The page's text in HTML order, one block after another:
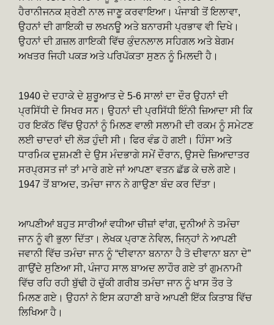
ਹੈਰਾਨੀਜਨਕ ਸ਼੍ਰੇਣੀ ਨਾਲ ਜਾਣੂ ਕਰਵਾਇਆ। ਪੰਜਾਬੀ ਤੋਂ ਇਲਾਵਾ,
ਉਹਨਾਂ ਦੀ ਗਾਇਕੀ ਚ ਲਖਨਊ ਅਤੇ ਬਨਾਰਸੀ ਪ੍ਰਭਾਵ ਵੀ ਦਿਖੇ।
ਉਹਨਾਂ ਦੀ ਗ਼ਜ਼ਲ ਗਾਇਕੀ ਵਿੱਚ ਕੁੰਦਨਲਾਲ ਸਹਿਗਲ ਅਤੇ ਬੇਗਮ
ਅਖਤਰ ਜਿਹੀ ਪਕੜ ਅਤੇ ਪਰਿਪੱਕਤਾ ਸੁਣਨ ਨੂੰ ਮਿਲਦੀ ਹੈ।
1940 ਦੇ ਦਹਾਕੇ ਦੇ ਸ਼ੁਰੂਆਤ ਦੇ 5-6 ਸਾਲਾਂ ਦਾ ਦੌਰ ਉਹਨਾਂ ਦੀ
ਪ੍ਰਸਿੱਧੀ ਦੇ ਸਿਖਰ ਸਨ। ਉਹਨਾਂ ਦੀ ਪ੍ਰਸਿੱਧੀ ਇੰਨੀ ਜ਼ਿਆਦਾ ਸੀ ਕਿ
ਹਰ ਇਕੱਠ ਵਿੱਚ ਉਹਨਾਂ ਨੂੰ ਮਿਲਣ ਵਾਲੀ ਸਲਾਮੀ ਦੀ ਰਕਮ ਨੂੰ ਸਮੇਟਣ
ਲਈ ਚਾਦਰਾਂ ਦੀ ਲੋੜ ਹੁੰਦੀ ਸੀ। ਫਿਰ ਵੰਡ ਹੋ ਗਈ। ਹਿੰਸਾ ਅਤੇ
ਧਾਰਮਿਕ ਦੁਸ਼ਮਣੀ ਦੇ ਉਸ ਮੰਦਭਾਗੇ ਸਮੇਂ ਦੌਰਾਨ, ਉਸਦੇ ਜ਼ਿਆਦਾਤਰ
ਸਰਪ੍ਰਸਤ ਜਾਂ ਤਾਂ ਮਾਰੇ ਗਏ ਜਾਂ ਆਪਣਾ ਵਤਨ ਛੱਡ ਕੇ ਚਲੇ ਗਏ।
1947 ਤੋਂ ਬਾਅਦ, ਤਮੰਚਾ ਜਾਨ ਨੇ ਗਾਉਣਾ ਬੰਦ ਕਰ ਦਿੱਤਾ।
ਆਪਣੀਆਂ ਬਹੁਤ ਸਾਰੀਆਂ ਵਧੀਆ ਚੀਜ਼ਾਂ ਵਾਂਗ, ਦੁਨੀਆਂ ਨੇ ਤਮੰਚਾ
ਜਾਨ ਨੂੰ ਵੀ ਭੁਲਾ ਦਿੱਤਾ। ਲੇਖਕ ਪ੍ਰਾਣ ਨੇਵਿਲ, ਜਿਨ੍ਹਾਂ ਨੇ ਆਪਣੀ
ਜਵਾਨੀ ਵਿੱਚ ਤਮੰਚਾ ਜਾਨ ਨੂੰ “ਦੀਵਾਨਾ ਬਨਾਨਾ ਹੈ ਤੋ ਦੀਵਾਨਾ ਬਨਾ ਦੇ”
ਗਾਉਂਦੇ ਸੁਣਿਆ ਸੀ, ਪੰਜਾਹ ਸਾਲ ਬਾਅਦ ਲਾਹੌਰ ਗਏ ਤਾਂ ਗੁਮਨਾਮੀ
ਵਿੱਚ ਰਹਿ ਰਹੀ ਬੁੱਢੀ ਹੋ ਚੁੱਕੀ ਗਰੀਬ ਤਮੰਚਾ ਜਾਨ ਨੂੰ ਖਾਸ ਤੌਰ ਤੇ
ਮਿਲਣ ਗਏ। ਉਹਨਾਂ ਨੇ ਇਸ ਕਹਾਣੀ ਬਾਰੇ ਆਪਣੀ ਇੱਕ ਕਿਤਾਬ ਵਿੱਚ
ਲਿਖਿਆ ਹੈ।